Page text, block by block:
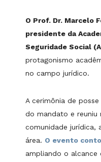
O Prof. Dr. Marcelo
presidente da
Seguridade Social
protagonismo
no campo jurídico.
A cerimônia de
do mandato e reuniu
comunidade jurídica,
área. O evento
ampliando o